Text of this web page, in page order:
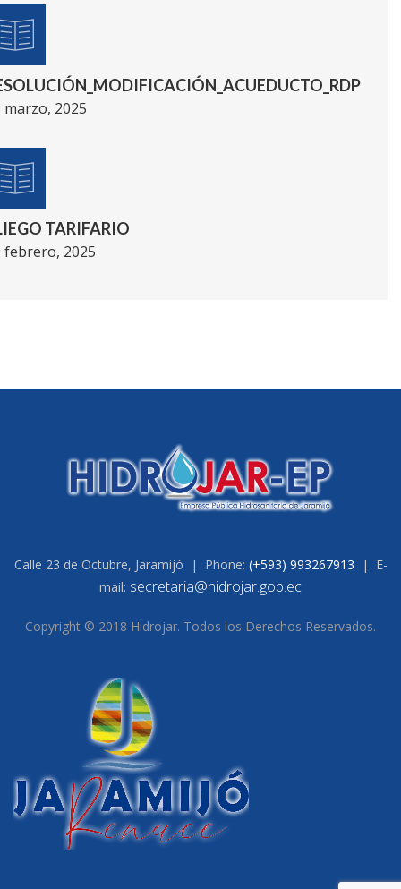
marzo, 2025
TARIFARIO
febrero, 2025
Calle 23 de Octubre, Jaramijó | Phone: (+593) 993267913 | E-
mail: secretaria@hidrojar.gob.ec
Copyright © 2018 Hidrojar. Todos los Derechos Reservados.